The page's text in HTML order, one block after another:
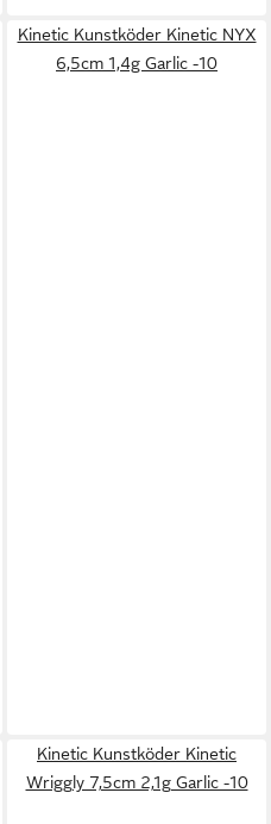
Kinetic Kunstköder Kinetic NYX
6,5cm 1,4g Garlic -10
Kinetic Kunstköder Kinetic
Wriggly 7,5cm 2,1g Garlic -10